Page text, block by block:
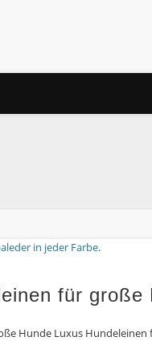
für große
Hunde Luxus Hundeleinen